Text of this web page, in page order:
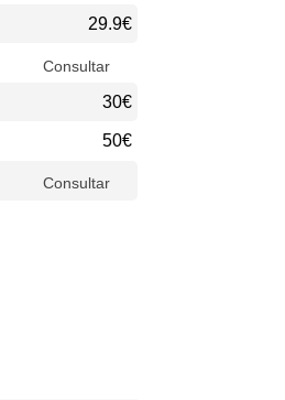
29.9€
Consultar
30€
50€
Consultar